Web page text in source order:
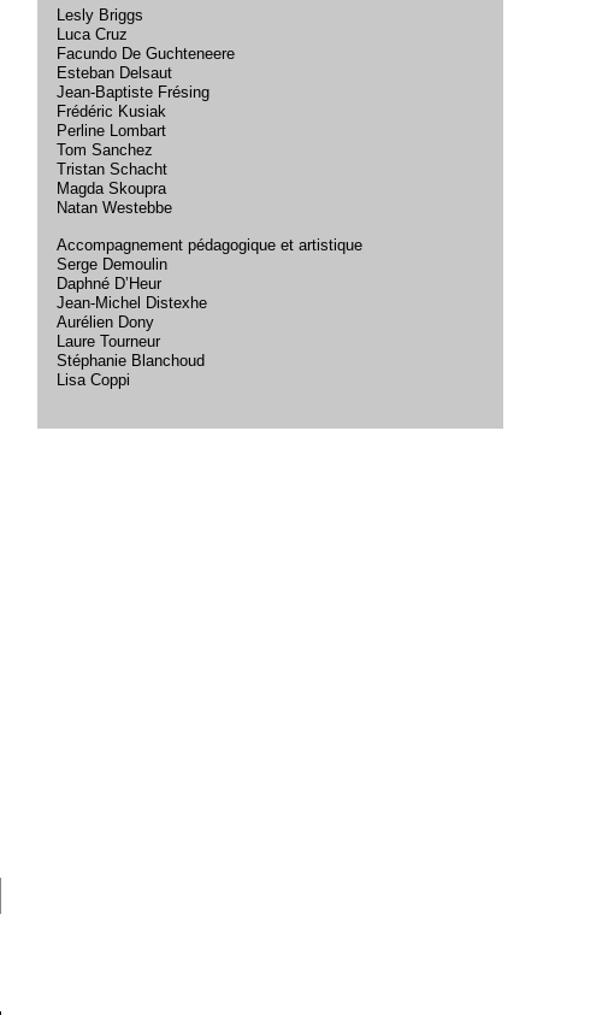
Lesly Briggs
Luca Cruz
Facundo De Guchteneere
Esteban Delsaut
Jean-Baptiste Frésing
Frédéric Kusiak
Perline Lombart
Tom Sanchez
Tristan Schacht
Magda Skoupra
Natan Westebbe
Accompagnement pédagogique et artistique
Serge Demoulin
Daphné D’Heur
Jean-Michel Distexhe
Aurélien Dony
Laure Tourneur
Stéphanie Blanchoud
Lisa Coppi